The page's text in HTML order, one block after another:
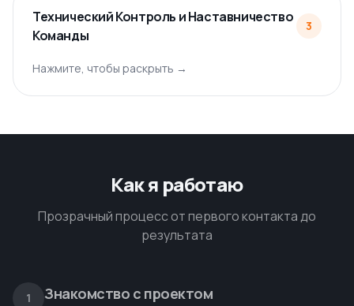
Технический Контроль и Наставничество
Команды
3
Нажмите, чтобы раскрыть →
Как я работаю
Прозрачный процесс от первого контакта до
результата
1 Знакомство с проектом